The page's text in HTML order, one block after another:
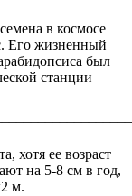
в космосе
Его жизненный
был
станции
хотя ее возраст
на 5-8 см в год,
м.